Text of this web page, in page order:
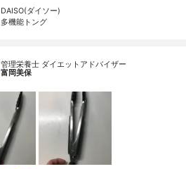
DAISO(ダイソー)
多機能トング
管理栄養士 ダイエットアドバイザー
富岡美保